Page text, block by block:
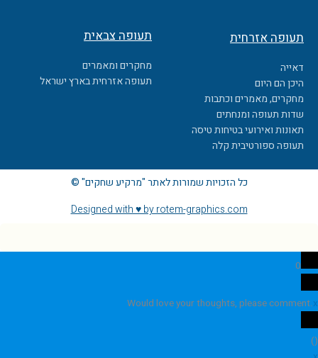
תעופה אזרחית
דאייה
היכן הם היום
מחקרים, מאמרים וכתבות
שדות תעופה ומנחתים
תאונות ואירועי בטיחות טיסה
תעופה ספורטיבית קלה
תעופה צבאית
מחקרים ומאמרים
תעופה אזרחית בארץ ישראל
כל הזכויות שמורות לאתר "מרקיע שחקים" ©
Designed with ♥ by rotem-graphics.com
0
Would love your thoughts, please comment.x
(
)